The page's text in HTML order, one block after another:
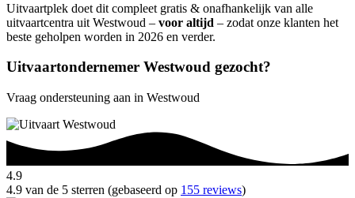
Uitvaartplek doet dit compleet gratis & onafhankelijk van alle
uitvaartcentra uit Westwoud – voor altijd – zodat onze klanten het
beste geholpen worden in 2026 en verder.
Uitvaartondernemer Westwoud gezocht?
Vraag ondersteuning aan in Westwoud
4.9
4.9 van de 5 sterren (gebaseerd op 155 reviews)